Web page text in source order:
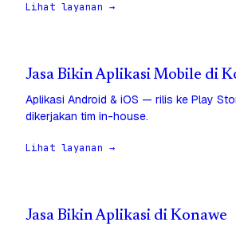
Lihat layanan →
Jasa Bikin Aplikasi Mobile di
Aplikasi Android & iOS — rilis ke Play
dikerjakan tim in-house.
Lihat layanan →
Jasa Bikin Aplikasi di Konawe